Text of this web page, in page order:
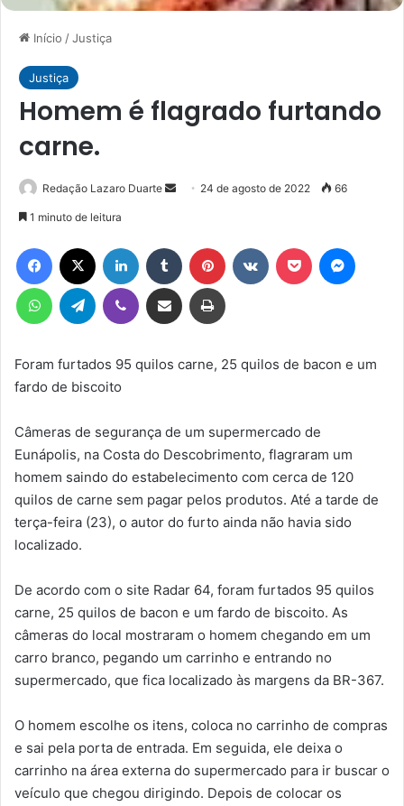
Início /Justiça
Justiça
Homem é flagrado furtando
carne.
Redação Lazaro Duarte
Mande
mail
24 de agosto de 2022 66
1 minuto de leitura
Facebook Linkedin Tumblr Pinterest Pocket
WhatsAppTelegram Viber Compartilhar via e-mail Imprimir
Foram furtados 95 quilos carne, 25 quilos de bacon e um
fardo de biscoito
Câmeras de segurança de um supermercado de
Eunápolis, na Costa do Descobrimento, flagraram um
homem saindo do estabelecimento com cerca de 120
quilos de carne sem pagar pelos produtos. Até a tarde de
terça-feira (23), o autor do furto ainda não havia sido
localizado.
De acordo com o site Radar 64, foram furtados 95 quilos
carne, 25 quilos de bacon e um fardo de biscoito. As
câmeras do local mostraram o homem chegando em um
carro branco, pegando um carrinho e entrando no
supermercado, que fica localizado às margens da BR-367.
O homem escolhe os itens, coloca no carrinho de compras
e sai pela porta de entrada. Em seguida, ele deixa o
carrinho na área externa do supermercado para ir buscar o
veículo que chegou dirigindo. Depois de colocar os